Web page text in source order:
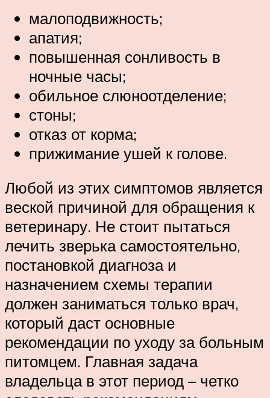
малоподвижность;
апатия;
повышенная сонливость в
ночные часы;
обильное слюноотделение;
стоны;
отказ от корма;
прижимание ушей к голове.
Любой из этих симптомов является
веской причиной для обращения к
ветеринару. Не стоит пытаться
лечить зверька самостоятельно,
постановкой диагноза и
назначением схемы терапии
должен заниматься только врач,
который даст основные
рекомендации по уходу за больным
питомцем. Главная задача
владельца в этот период – четко